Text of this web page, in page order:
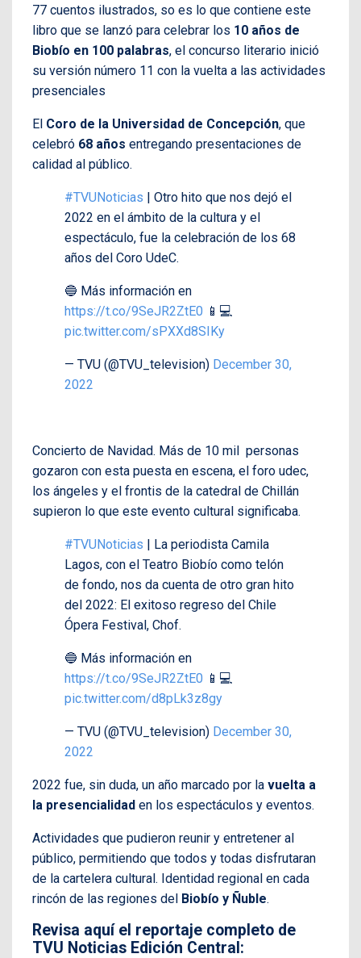
77 cuentos ilustrados, so es lo que contiene este
libro que se lanzó para celebrar los 10 años de
Biobío en 100 palabras, el concurso literario inició
su versión número 11 con la vuelta a las actividades
presenciales
El Coro de la Universidad de Concepción, que
celebró 68 años entregando presentaciones de
calidad al público.
#TVUNoticias | Otro hito que nos dejó el
2022 en el ámbito de la cultura y el
espectáculo, fue la celebración de los 68
años del Coro UdeC.
🔵 Más información en
https://t.co/9SeJR2ZtE0 📱💻
pic.twitter.com/sPXXd8SIKy
— TVU (@TVU_television) December 30,
2022
Concierto de Navidad. Más de 10 mil personas
gozaron con esta puesta en escena, el foro udec,
los ángeles y el frontis de la catedral de Chillán
supieron lo que este evento cultural significaba.
#TVUNoticias | La periodista Camila
Lagos, con el Teatro Biobío como telón
de fondo, nos da cuenta de otro gran hito
del 2022: El exitoso regreso del Chile
Ópera Festival, Chof.
🔵 Más información en
https://t.co/9SeJR2ZtE0 📱💻
pic.twitter.com/d8pLk3z8gy
— TVU (@TVU_television) December 30,
2022
2022 fue, sin duda, un año marcado por la vuelta a
la presencialidad en los espectáculos y eventos.
Actividades que pudieron reunir y entretener al
público, permitiendo que todos y todas disfrutaran
de la cartelera cultural. Identidad regional en cada
rincón de las regiones del Biobío y Ñuble.
Revisa aquí el reportaje completo de
TVU Noticias Edición Central: